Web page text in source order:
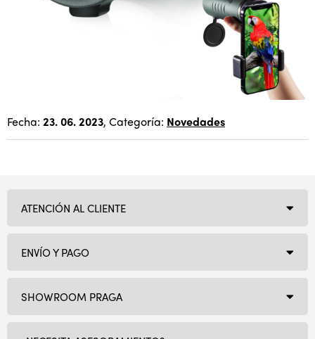
Fecha: 23. 06. 2023, Categoría: Novedades
SHOWROOM PRAGA
ATENCIÓN AL CLIENTE
ENVÍO Y PAGO